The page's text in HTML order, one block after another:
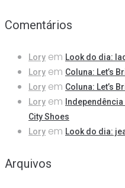
Comentários
Lory em Look do dia:
Lory em Coluna: Let’s
Lory em Coluna: Let’s
Lory em
City Shoes
Lory em Look do dia:
Arquivos